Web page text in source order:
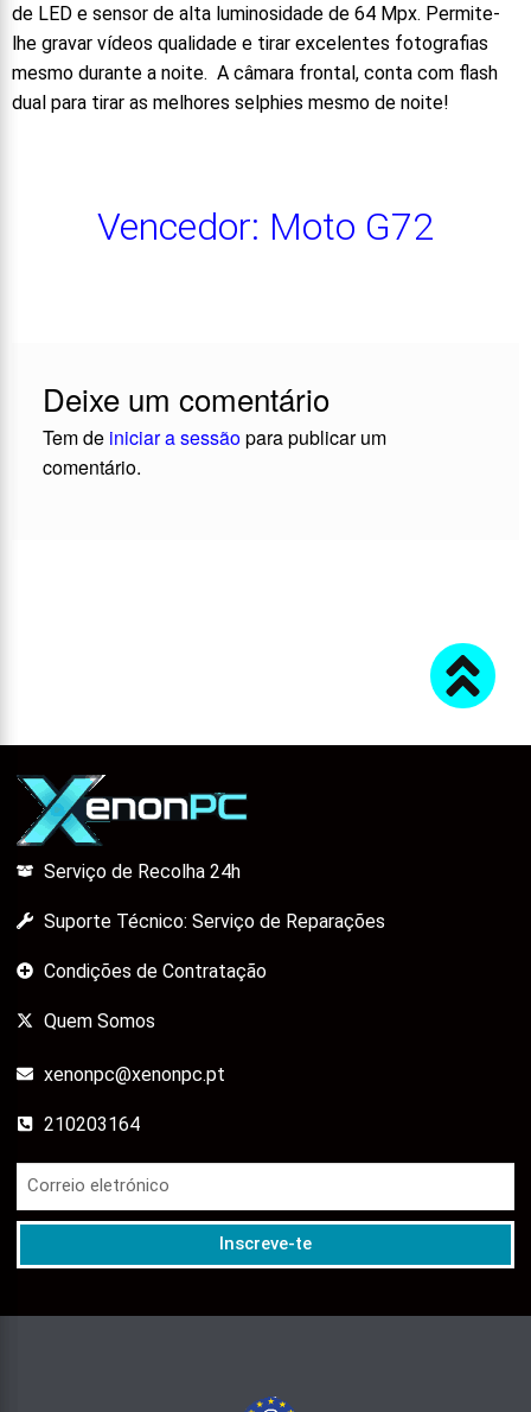
de LED e sensor de alta luminosidade de 64 Mpx. Permite-
lhe gravar vídeos qualidade e tirar excelentes fotografias
mesmo durante a noite. A câmara frontal, conta com flash
dual para tirar as melhores selphies mesmo de noite!
Vencedor: Moto G72
Deixe um comentário
Tem de iniciar a sessãopara publicar um
comentário.
Serviço de Recolha 24h
Suporte Técnico: Serviço de Reparações
Condições de Contratação
Quem Somos
xenonpc@xenonpc.pt
210203164
Inscreve-te